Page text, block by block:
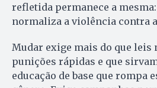
refletida permanece a
normaliza a violência contra
Mudar exige mais do que leis
punições rápidas e que
educação de base que rompa